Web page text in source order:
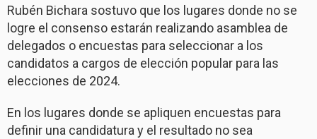
Rubén Bichara sostuvo que los lugares donde no se
logre el consenso estarán realizando asamblea de
delegados o encuestas para seleccionar a los
candidatos a cargos de elección popular para las
elecciones de 2024.
En los lugares donde se apliquen encuestas para
definir una candidatura y el resultado no sea